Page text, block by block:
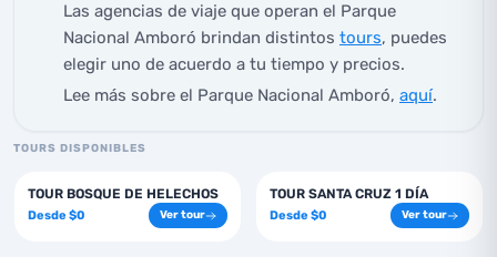
Las agencias de viaje que operan el Parque
Nacional Amboró brindan distintos tours, puedes
elegir uno de acuerdo a tu tiempo y precios.
Lee más sobre el Parque Nacional Amboró, aquí.
TOURS DISPONIBLES
1 días
TOUR BOSQUE DE HELECHOS
Desde $0 Ver tour
1 días
TOUR SANTA CRUZ 1 DÍA
Desde $0 Ver tour